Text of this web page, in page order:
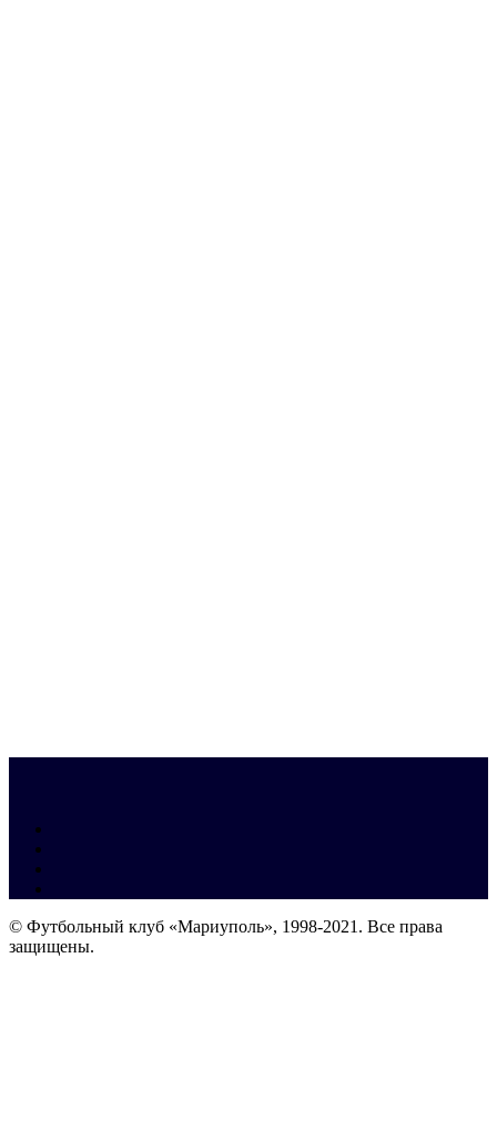
© Футбольный клуб «Мариуполь», 1998-2021. Все права
защищены.